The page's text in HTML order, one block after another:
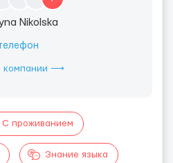
Nikolska
компании ⟶
С проживанием
Знание языка